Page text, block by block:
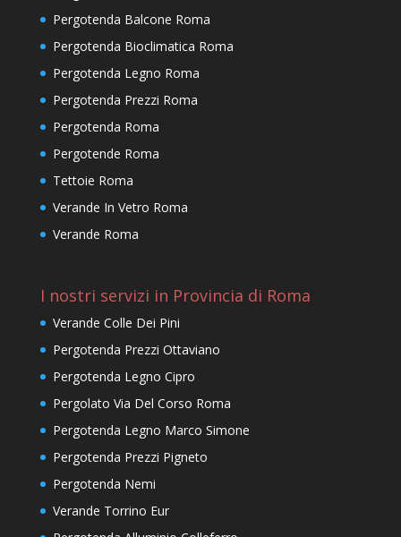
Pergotenda Balcone Roma
Pergotenda Bioclimatica Roma
Pergotenda Legno Roma
Pergotenda Prezzi Roma
Pergotenda Roma
Pergotende Roma
Tettoie Roma
Verande In Vetro Roma
Verande Roma
I nostri servizi in Provincia di Roma
Verande Colle Dei Pini
Pergotenda Prezzi Ottaviano
Pergotenda Legno Cipro
Pergolato Via Del Corso Roma
Pergotenda Legno Marco Simone
Pergotenda Prezzi Pigneto
Pergotenda Nemi
Verande Torrino Eur